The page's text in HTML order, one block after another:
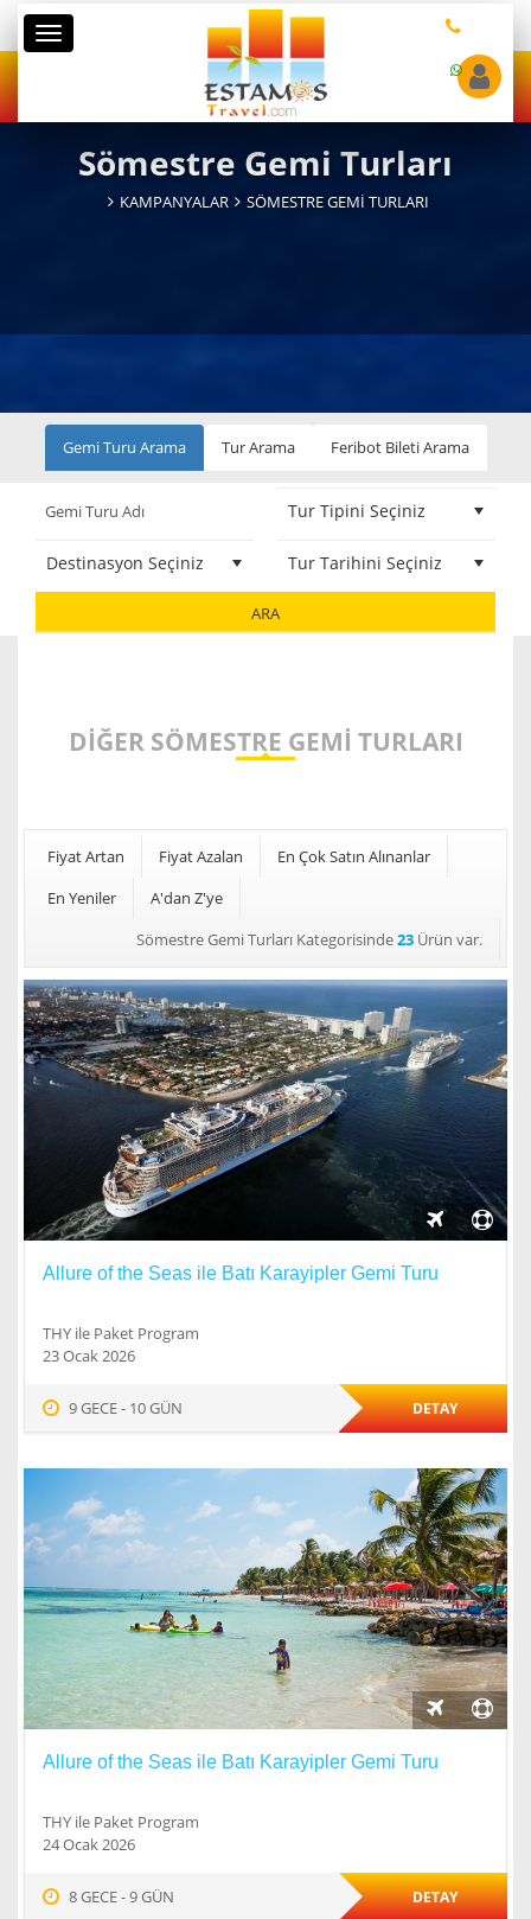
Kategoriler
Sömestre Gemi Turları
KAMPANYALAR SÖMESTRE GEMI TURLARI
Gemi Turu Arama Tur Arama Feribot Bileti Arama
ARA
DIĞER SÖMESTRE GEMI TURLARI
Fiyat Artan Fiyat Azalan
En Çok Satın Alınanlar
En Yeniler
A'dan Z'ye
Sömestre Gemi Turları Kategorisinde23 Ürün var.
Allure of the Seas ile Batı Karayipler Gemi Turu
THY ile Paket Program
23 Ocak 2026
9 GECE - 10 GÜN DETAY
Allure of the Seas ile Batı Karayipler Gemi Turu
THY ile Paket Program
24 Ocak 2026
8 GECE - 9 GÜN DETAY